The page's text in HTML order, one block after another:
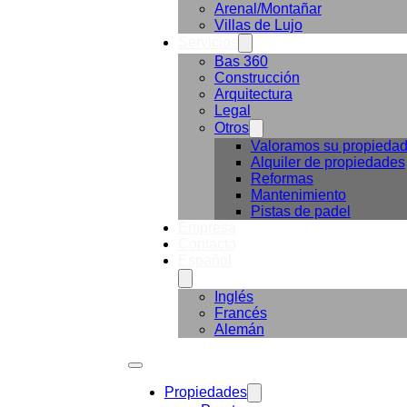
Arenal/Montañar
Villas de Lujo
Bas 360
Construcción
Arquitectura
Legal
Otros
Valoramos su propiedad
Alquiler de propiedades
Reformas
Mantenimiento
Pistas de padel
Inglés
Francés
Alemán
Propiedades